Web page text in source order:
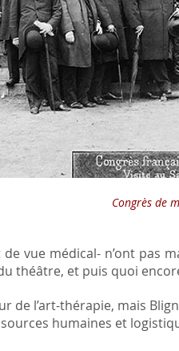
Congrès de
vue médical- n’ont pas
théâtre, et puis quoi
de l’art-thérapie, mais
humaines et